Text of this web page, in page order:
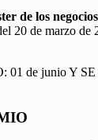
de los
20 de marzo de
01 de junio Y